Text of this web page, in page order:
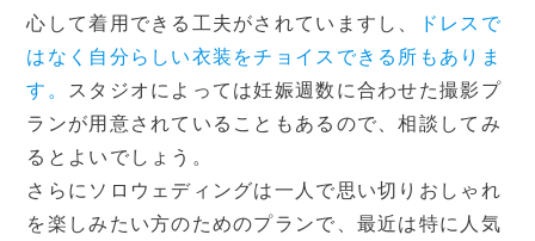
心して着用できる工夫がされていますし、
ドレスで
はなく自分らしい衣装をチョイスできる所もありま
す。 スタジオによっては妊娠週数に合わせた撮影プ
ランが用意されていることもあるので、相談してみ
るとよいでしょう。
さらにソロウェディングは一人で思い切りおしゃれ
を楽しみたい方のためのプランで、最近は特に人気